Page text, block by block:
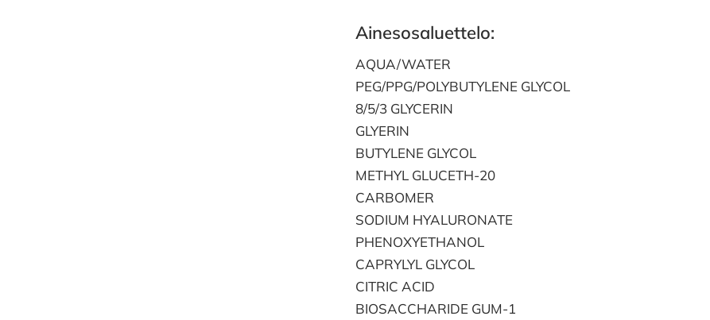
Ainesosaluettelo:
AQUA/WATER
PEG/PPG/POLYBUTYLENE GLYCOL
8/5/3 GLYCERIN
GLYERIN
BUTYLENE GLYCOL
METHYL GLUCETH-20
CARBOMER
SODIUM HYALURONATE
PHENOXYETHANOL
CAPRYLYL GLYCOL
CITRIC ACID
BIOSACCHARIDE GUM-1